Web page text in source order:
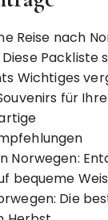
Reise nach
Packliste
Wichtiges
für
Norwegen:
bequeme
Die